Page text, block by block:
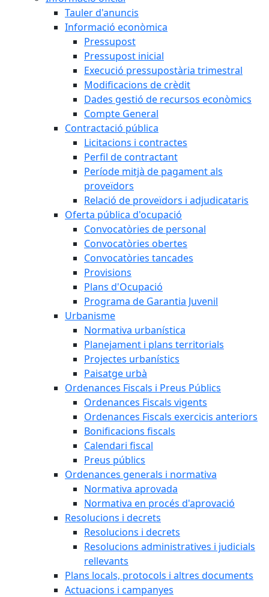
Tauler d'anuncis
Informació econòmica
Pressupost
Pressupost inicial
Execució pressupostària trimestral
Modificacions de crèdit
Dades gestió de recursos econòmics
Compte General
Contractació pública
Licitacions i contractes
Perfil de contractant
Període mitjà de pagament als
proveïdors
Relació de proveïdors i adjudicataris
Oferta pública d'ocupació
Convocatòries de personal
Convocatòries obertes
Convocatòries tancades
Provisions
Plans d'Ocupació
Programa de Garantia Juvenil
Urbanisme
Normativa urbanística
Planejament i plans territorials
Projectes urbanístics
Paisatge urbà
Ordenances Fiscals i Preus Públics
Ordenances Fiscals vigents
Ordenances Fiscals exercicis anteriors
Bonificacions fiscals
Calendari fiscal
Preus públics
Ordenances generals i normativa
Normativa aprovada
Normativa en procés d'aprovació
Resolucions i decrets
Resolucions i decrets
Resolucions administratives i judicials
rellevants
Plans locals, protocols i altres documents
Actuacions i campanyes